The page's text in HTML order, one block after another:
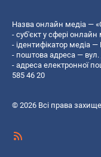
Назва онлайн медіа —
- суб'єкт у сфері онлайн
- ідентифікатор медіа —
- поштова адреса — вул.
- адреса електронної
585 46 20
© 2026 Всі права